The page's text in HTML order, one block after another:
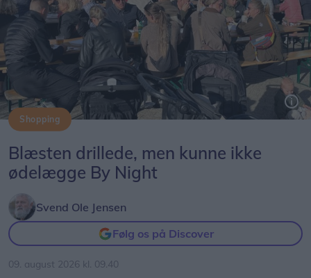
Shopping
Blæsten drillede, men kunne ikke
ødelægge By Night
Svend Ole Jensen
Følg os på Discover
09. august 2026 kl. 09.40